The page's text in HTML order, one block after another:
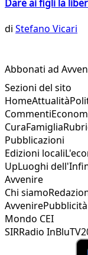
Dare ai figli la
di Stefano Vicari
Abbonati ad
Sezioni del sito
HomeAttualità
Commenti
CuraFamiglia
Pubblicazioni
Edizioni locali
UpLuoghi
Avvenire
Chi siamo
AvvenirePubblicità
Mondo CEI
SIRRadio InBlu